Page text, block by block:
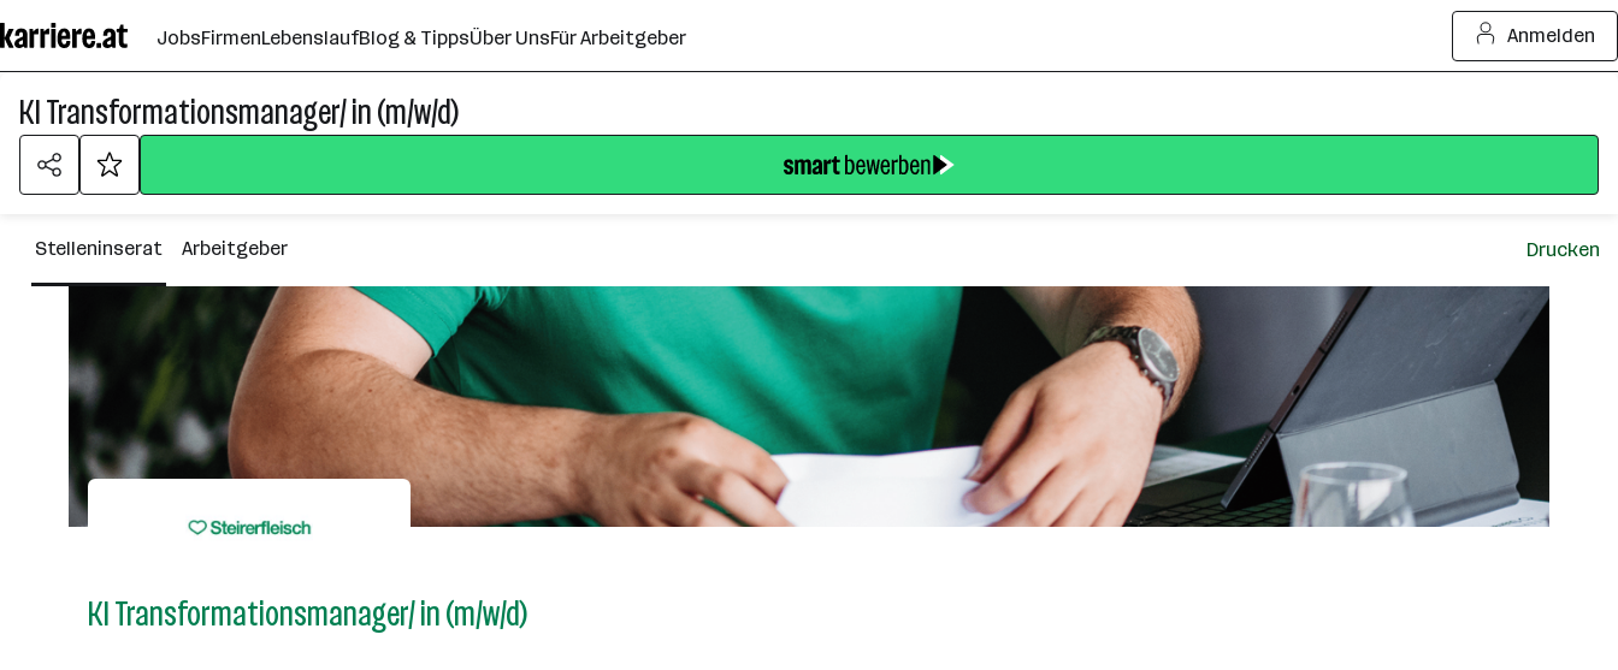
Seiteninhalt
springen
JobsFirmenLebenslaufBlog & TippsÜber UnsFür Arbeitgeber Anmelden
KI Transformationsmanager/ in (m/w/d)
Stelleninserat Arbeitgeber Drucken
KI Transformationsmanager/ in (m/w/d)